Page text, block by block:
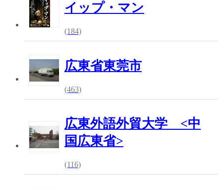
イップ・マン
(184)
広東省東莞市
(463)
広東外語外貿大学 <中
国広東省>
(116)